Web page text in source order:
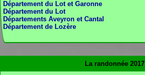
Département du Lot et Garonne
Département du Lot
Départements Aveyron et Cantal
Département de Lozère
La randonnée 2017